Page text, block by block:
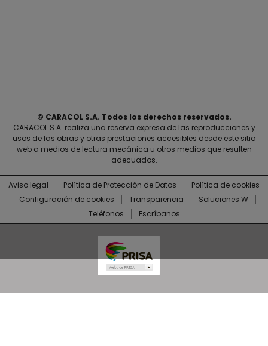
© CARACOL S.A. Todos los derechos reservados.
CARACOL S.A. realiza una reserva expresa de las reproducciones y
usos de las obras y otras prestaciones accesibles desde este sitio
web a medios de lectura mecánica u otros medios que resulten
adecuados.
Aviso legal Política de Protección de Datos
Política de cookies
Configuración de cookies
Transparencia
Soluciones W
Teléfonos
Escríbanos